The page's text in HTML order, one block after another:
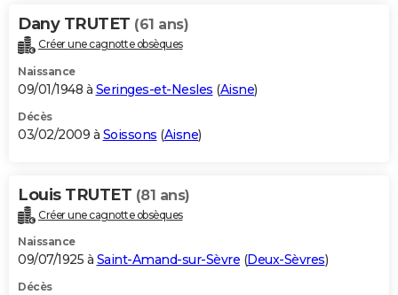
Dany TRUTET (61 ans)
Créer une cagnotte obsèques
Naissance
09/01/1948 à Seringes-et-Nesles (Aisne)
Décès
03/02/2009 à Soissons (Aisne)
Louis TRUTET (81 ans)
Créer une cagnotte obsèques
Naissance
09/07/1925 à Saint-Amand-sur-Sèvre (Deux-Sèvres)
Décès